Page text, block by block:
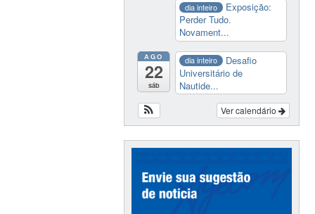
dia inteiro
Exposição:
Perder Tudo.
Novament...
AGO
22
sáb
dia inteiro
Desafio
Universitário de
Nautide...
Ver calendário